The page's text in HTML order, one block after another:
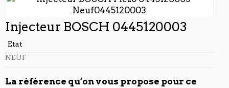
Injecteur BOSCH 0445120003
Etat
NEUF
La référence qu’on vous propose pour ce